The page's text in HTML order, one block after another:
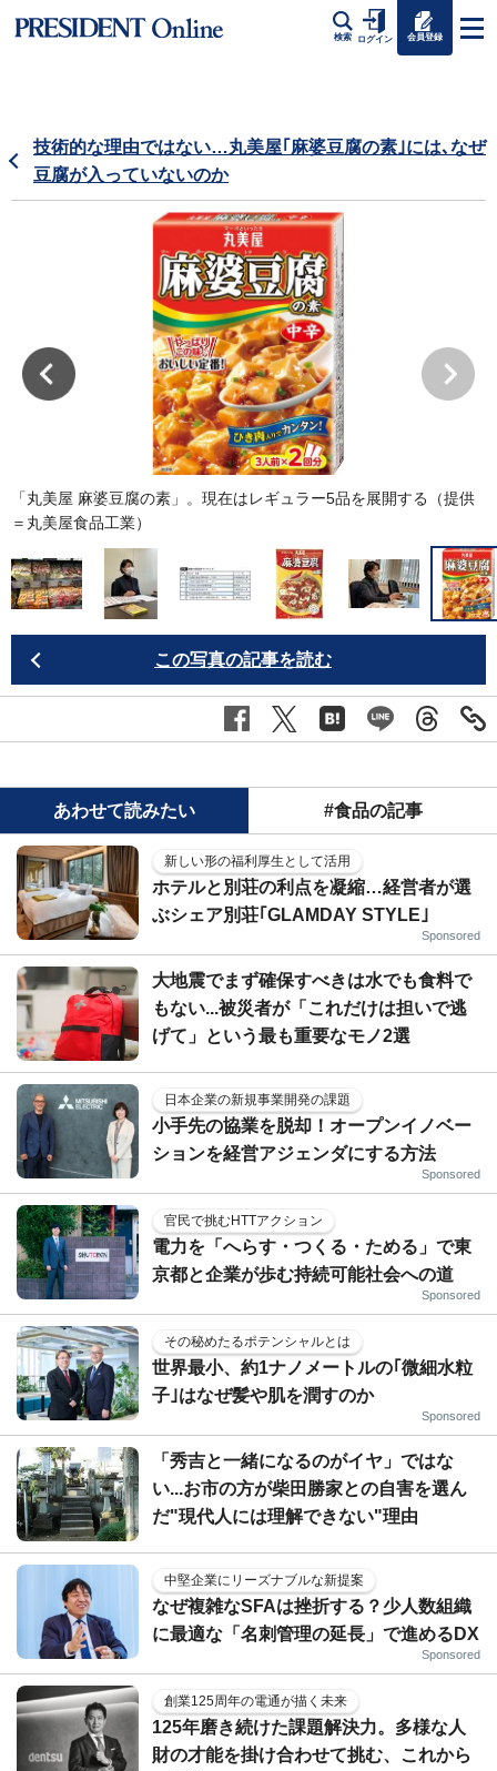
検索 ログイン 会員登録
技術的な理由ではない…丸美屋｢麻婆豆腐の素｣には､なぜ
豆腐が入っていないのか
「丸美屋 麻婆豆腐の素」。現在はレギュラー5品を展開する（提供
＝丸美屋食品工業）
この写真の記事を読む
あわせて読みたい #食品の記事
新しい形の福利厚生として活用
ホテルと別荘の利点を凝縮…経営者が選
ぶシェア別荘｢GLAMDAY STYLE｣
Sponsored
大地震でまず確保すべきは水でも食料で
もない...被災者が「これだけは担いで逃
げて」という最も重要なモノ2選
日本企業の新規事業開発の課題
小手先の協業を脱却！オープンイノベー
ションを経営アジェンダにする方法
Sponsored
官民で挑むHTTアクション
電力を「へらす・つくる・ためる」で東
京都と企業が歩む持続可能社会への道
Sponsored
その秘めたるポテンシャルとは
世界最小、約1ナノメートルの｢微細水粒
子｣はなぜ髪や肌を潤すのか
Sponsored
「秀吉と一緒になるのがイヤ」ではな
い...お市の方が柴田勝家との自害を選ん
だ"現代人には理解できない"理由
中堅企業にリーズナブルな新提案
なぜ複雑なSFAは挫折する？少人数組織
に最適な「名刺管理の延長」で進めるDX
Sponsored
創業125周年の電通が描く未来
125年磨き続けた課題解決力。多様な人
財の才能を掛け合わせて挑む、これから